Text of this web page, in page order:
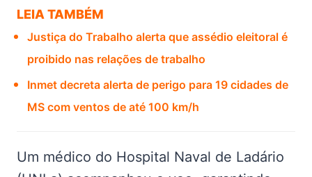
LEIA TAMBÉM
Justiça do Trabalho alerta que assédio eleitoral é
proibido nas relações de trabalho
Inmet decreta alerta de perigo para 19 cidades de
MS com ventos de até 100 km/h
Um médico do Hospital Naval de Ladário